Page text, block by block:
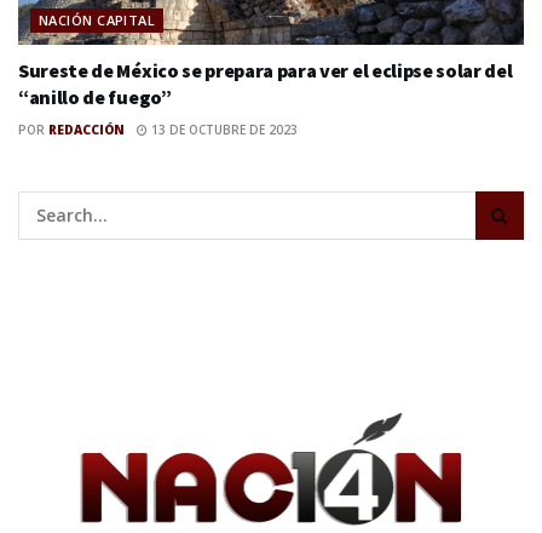
NACIÓN CAPITAL
Sureste de México se prepara para ver el eclipse solar del
“anillo de fuego”
POR REDACCIÓN 13 DE OCTUBRE DE 2023